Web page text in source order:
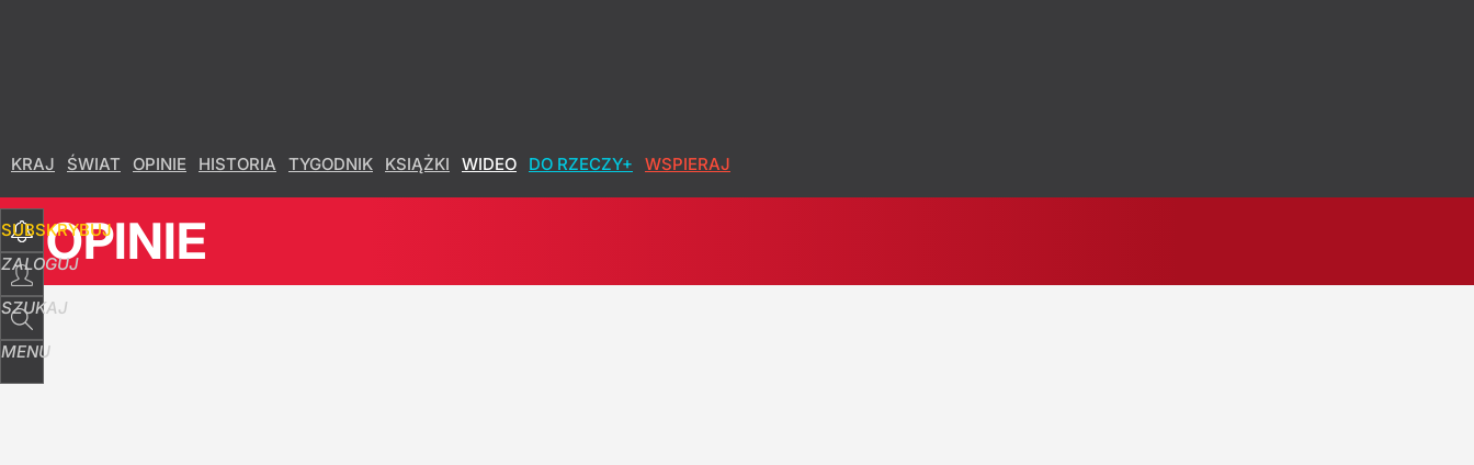
KRAJ ŚWIAT OPINIE HISTORIA TYGODNIK KSIĄŻKI WIDEO DO RZECZY+ WSPIERAJ
SUBSKRYBUJ
ZALOGUJ
SZUKAJ
MENU
OPINIE